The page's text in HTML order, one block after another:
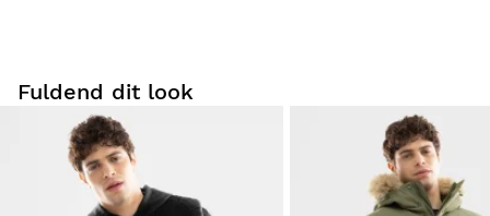
vinden og transporterer fugt væk fra din krop. Det
inderste lag giver fremragende varmeisolering takket
være mikro-fleece stoffet i polyester, der hjælper
med at holde på kropsvarmen.
Fuldend dit look